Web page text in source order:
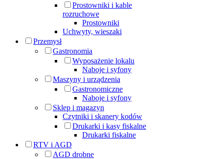
Prostowniki i kable
rozruchowe
Prostowniki
Uchwyty, wieszaki
Przemysł
Gastronomia
Wyposażenie lokalu
Naboje i syfony
Maszyny i urządzenia
Gastronomiczne
Naboje i syfony
Sklep i magazyn
Czytniki i skanery kodów
Drukarki i kasy fiskalne
Drukarki fiskalne
RTV i AGD
AGD drobne